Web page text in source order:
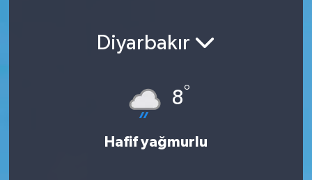
Diyarbakır
8°
Hafif yağmurlu